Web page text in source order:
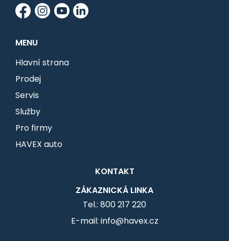
MENU
Hlavní strana
Prodej
Servis
Služby
Pro firmy
HAVEX auto
KONTAKT
ZÁKAZNICKÁ LINKA
Tel.: 800 217 220
E-mail: info@havex.cz